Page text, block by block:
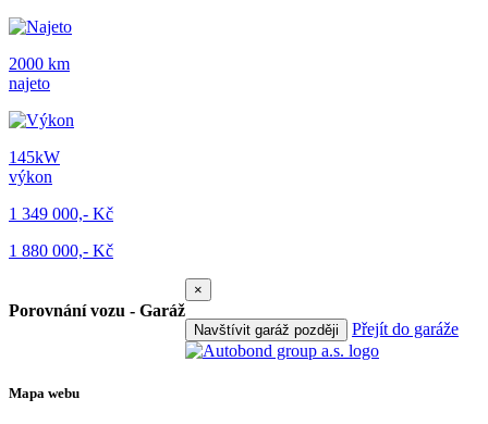
2000 km
najeto
145kW
výkon
1 349 000,- Kč
1 880 000,- Kč
Porovnání vozu - Garáž
×
Navštívit garáž později Přejít do garáže
Mapa webu